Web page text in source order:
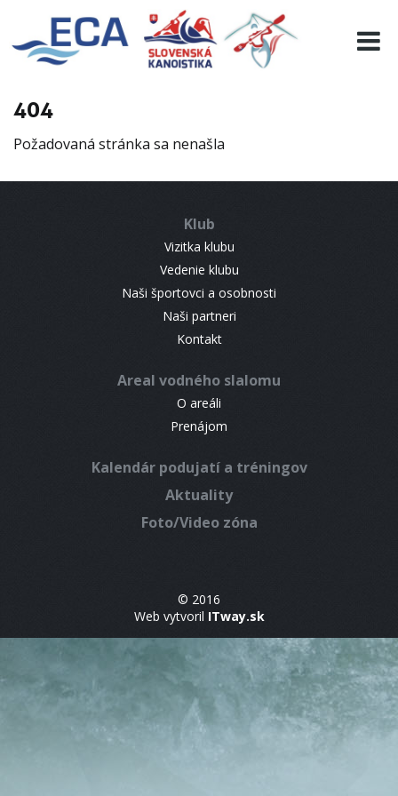
404
Požadovaná stránka sa nenašla
Klub
Vizitka klubu
Vedenie klubu
Naši športovci a osobnosti
Naši partneri
Kontakt
Areal vodného slalomu
O areáli
Prenájom
Kalendár podujatí a tréningov
Aktuality
Foto/Video zóna
© 2016
Web vytvoril ITway.sk
EURO 19
INFO
RESULTS
CONTACT